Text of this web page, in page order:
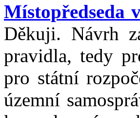
Místopředseda
Děkuji. Návrh
pravidla, tedy
pro státní
územní